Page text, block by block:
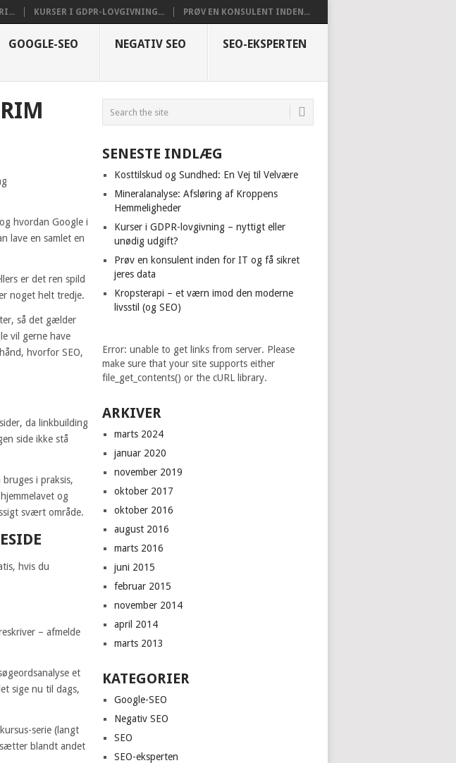
KURSER I GDPR-LOVGIVNING... PRØV EN KONSULENT INDEN...
GOOGLE-SEO NEGATIV SEO SEO-EKSPERTEN
hvordan Google i
lave en samlet en
er det ren spild
noget helt tredje.
så det gælder
vil gerne have
hvorfor SEO,
da linkbuilding
side ikke stå
i praksis,
og
svært område.
hvis du
– afmelde
et
sige nu til dags,
serie (langt
blandt andet
SENESTE INDLÆG
Kosttilskud og Sundhed: En Vej til Velvære
Mineralanalyse: Afsløring af Kroppens
Hemmeligheder
Kurser i GDPR-lovgivning – nyttigt eller
unødig udgift?
Prøv en konsulent inden for IT og få sikret
jeres data
Kropsterapi – et værn imod den moderne
livsstil (og SEO)
Error: unable to get links from server. Please
make sure that your site supports either
file_get_contents() or the cURL library.
ARKIVER
marts 2024
januar 2020
november 2019
oktober 2017
oktober 2016
august 2016
marts 2016
juni 2015
februar 2015
november 2014
april 2014
marts 2013
KATEGORIER
Google-SEO
Negativ SEO
SEO
SEO-eksperten